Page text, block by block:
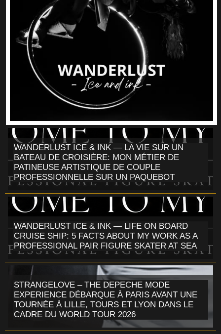
WANDERLUST ICE & INK — LA VIE SUR UN
BATEAU DE CROISIÈRE: MON MÉTIER DE
PATINEUSE ARTISTIQUE DE COUPLE
PROFESSIONNELLE SUR UN PAQUEBOT
WANDERLUST ICE & INK — LIFE ON BOARD
CRUISE SHIP: 5 FACTS ABOUT MY WORK AS A
PROFESSIONAL PAIR FIGURE SKATER AT SEA
STRANGELOVE – THE DEPECHE MODE
EXPERIENCE DÉBARQUE À PARIS AVANT UNE
TOURNÉE À LILLE, TOURS ET LYON DANS LE
CADRE DU WORLD TOUR 2026